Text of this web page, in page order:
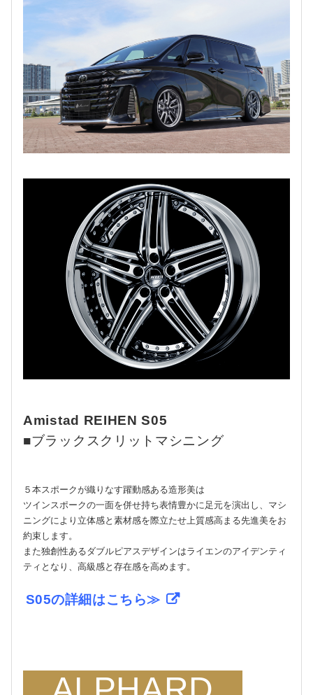
Amistad REIHEN S05
■ブラックスクリットマシニング
５本スポークが織りなす躍動感ある造形美は
ツインスポークの一面を併せ持ち表情豊かに足元を演出し、マシ
ニングにより立体感と素材感を際立たせ上質感高まる先進美をお
約束します。
また独創性あるダブルピアスデザインはライエンのアイデンティ
ティとなり、高級感と存在感を高めます。
S05の詳細はこちら≫